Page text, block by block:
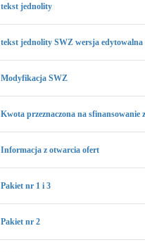
tekst jednolity
tekst jednolity SWZ wersja edytowalna
Modyfikacja SWZ
Kwota przeznaczona na sfinansowanie
Informacja z otwarcia ofert
Pakiet nr 1 i 3
Pakiet nr 2